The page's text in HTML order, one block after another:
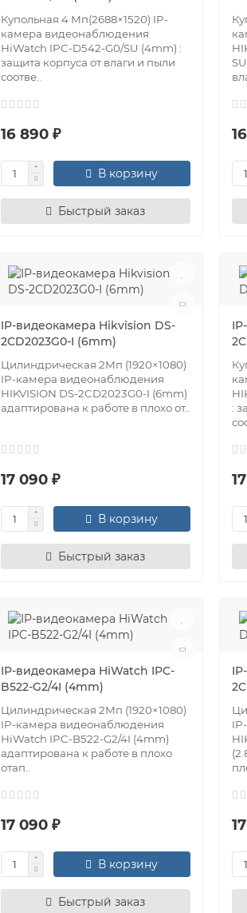
Купольная 4 Мп(2688×1520) IP-
камера видеонаблюдения
HiWatch IPC-D542-G0/SU (4mm) :
защита корпуса от влаги и пыли
соотве..
16 890 ₽
В корзину
Быстрый заказ
IP-видеокамера Hikvision DS-
2CD2023G0-I (6mm)
Цилиндрическая 2Мп (1920×1080)
IP-камера видеонаблюдения
HIKVISION DS-2CD2023G0-I (6mm)
адаптирована к работе в плохо от..
17 090 ₽
В корзину
Быстрый заказ
:
IP-видеокамера HiWatch IPC-
B522-G2/4I (4mm)
Цилиндрическая 2Мп (1920×1080)
IP-камера видеонаблюдения
HiWatch IPC-B522-G2/4I (4mm)
адаптирована к работе в плохо
отап..
17 090 ₽
В корзину
Быстрый заказ